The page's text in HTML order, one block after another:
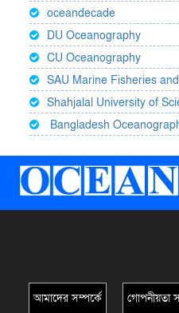
oceandecade
DU Oceanography
CU Oceanography
SAU Marine Fisheries
Shahjalal University of
Bangladesh
আমাদের সম্পর্কে গোপনীয়তা